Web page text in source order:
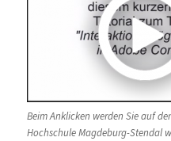
Beim Anklicken werden Sie auf
Hochschule Magdeburg-Stendal